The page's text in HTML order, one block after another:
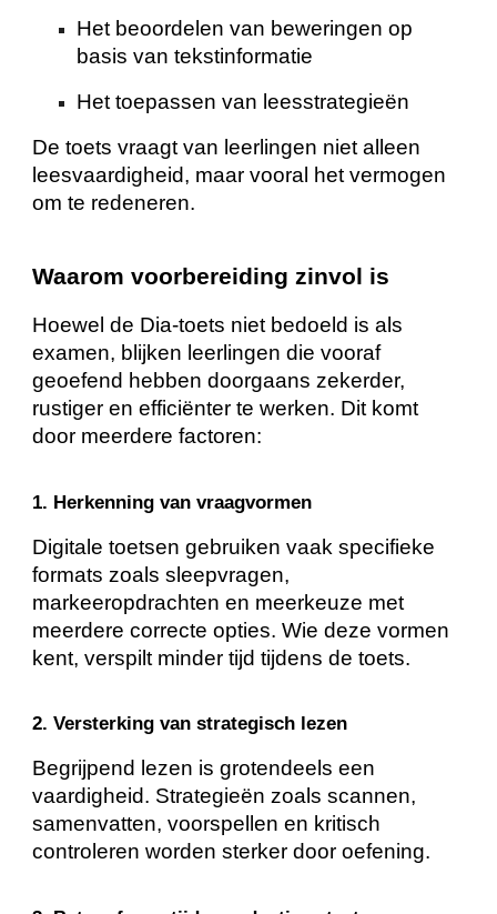
Het beoordelen van beweringen op
basis van tekstinformatie
Het toepassen van leesstrategieën
De toets vraagt van leerlingen niet alleen
leesvaardigheid, maar vooral het vermogen
om te redeneren.
Waarom voorbereiding zinvol is
Hoewel de Dia-toets niet bedoeld is als
examen, blijken leerlingen die vooraf
geoefend hebben doorgaans zekerder,
rustiger en efficiënter te werken. Dit komt
door meerdere factoren:
1. Herkenning van vraagvormen
Digitale toetsen gebruiken vaak specifieke
formats zoals sleepvragen,
markeeropdrachten en meerkeuze met
meerdere correcte opties. Wie deze vormen
kent, verspilt minder tijd tijdens de toets.
2. Versterking van strategisch lezen
Begrijpend lezen is grotendeels een
vaardigheid. Strategieën zoals scannen,
samenvatten, voorspellen en kritisch
controleren worden sterker door oefening.